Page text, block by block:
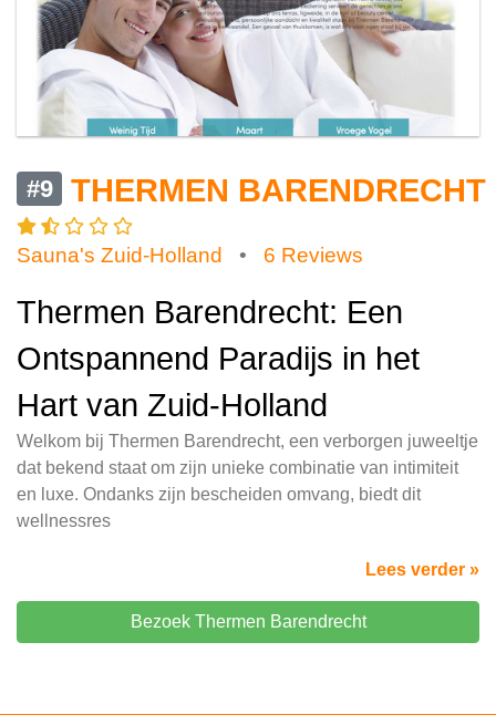
#9 THERMEN BARENDRECHT
Sauna's Zuid-Holland • 6 Reviews
Thermen Barendrecht: Een
Ontspannend Paradijs in het
Hart van Zuid-Holland
Welkom bij Thermen Barendrecht, een verborgen juweeltje
dat bekend staat om zijn unieke combinatie van intimiteit
en luxe. Ondanks zijn bescheiden omvang, biedt dit
wellnessres
Lees verder »
Bezoek Thermen Barendrecht